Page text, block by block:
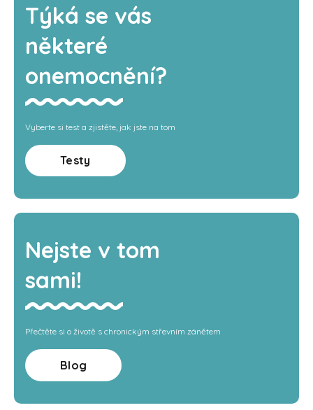
Týká se vás
některé
onemocnění?
Vyberte si test a zjistěte, jak jste na tom
Testy
Nejste v tom
sami!
Přečtěte si o životě s chronickým střevním zánětem
Blog